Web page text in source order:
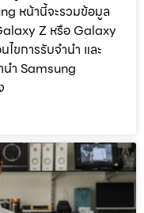
หน้านี้จะรวมข้อมูล
Z หรือ Galaxy
ไขการรับจำนำ และ
ำ Samsung